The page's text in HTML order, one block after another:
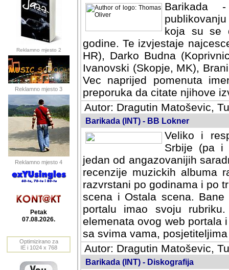
Reklamno mjesto 2
Reklamno mjesto 3
Reklamno mjesto 4
Petak
07.08.2026.
Optimizirano za
IE i 1024 x 768
Barikada
koja su se
godine. Te izvjestaje
HR), Darko Budna
Ivanovski (Skopje, MK),
Vec naprijed pomenuta
preporuka da citate njihove
Autor: Dragutin Matoševic,
Barikada (INT) - BB Lokner
Veliko i
Srbije (pa i
jedan od angazovanijih
recenzije muzickih albuma
razvrstani po godinama i po
scena i Ostala scena.
portalu imao svoju
elemenata ovog web portala
sa svima vama,
Autor: Dragutin Matoševic,
Barikada (INT) - Diskografija